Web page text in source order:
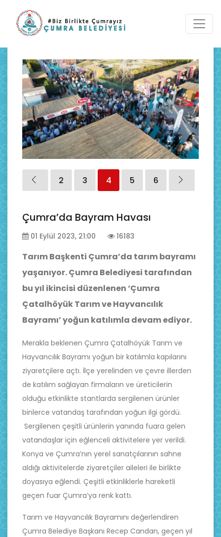
2 3 4 5 6
Çumra’da Bayram Havası
01 Eylül 2023, 21:00 16183
Tarım Başkenti Çumra’da tarım bayramı
yaşanıyor. Çumra Belediyesi tarafından
bu yıl ikincisi düzenlenen ‘Çumra
Çatalhöyük Tarım ve Hayvancılık
Bayramı’ yoğun katılımla devam ediyor.
Merakla beklenen Çumra Çatalhöyük Tarım ve
Hayvancılık Bayramı yoğun bir katılımla kapılarını
ziyaretçilere açtı. İlçe yerelinden ve çevre illerden
de katılım sağlayan firmaların ve üreticilerin
olduğu etkinlikte stantlarda sergilenen ürünler
binlerce vatandaş tarafından yoğun ilgi gördü.
Sergilenen çeşitli ürünlerin yanında fuara gelen
vatandaşlar için eğlenceli aktivitelere yer verildi.
Konya ve Çumra’nın yerel sanatçılarının sahne
aldığı aktivitelerde ziyaretçiler aileleri ile birlikte
doyasıya eğlendi. Çeşitli etkinliklerle hareketli
geçen fuar Çumra’ya renk kattı.
Tarım ve Hayvancılık Bayramını değerlendiren
Çumra Belediye Başkanı Recep Candan, geçen yıl